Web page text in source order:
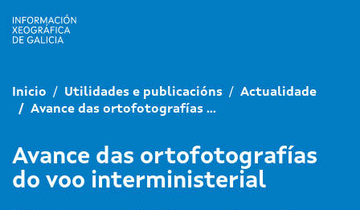
Inicio Utilidades e publicacións
Actualidade
Avance das ortofotografías ...
Avance das ortofotografías
do voo interministerial